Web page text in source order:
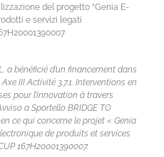
del progetto “Genia E-
e servizi legati
a bénéficié d’un financement dans
III Activité 3.7.1. Interventions en
pour l’innovation à travers
a Sportello BRIDGE TO
ce qui concerne le projet « Genia
de produits et services
167H20001390007.